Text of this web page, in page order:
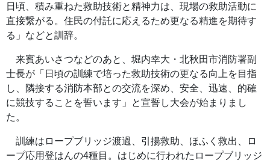
日頃、積み重ねた救助技術と精神力は、現場の救助活動に
直接繋がる。住民の付託に応えるため更なる精進を期待す
る」などと訓辞。
来賓あいさつなどのあと、堀内幸大・北秋田市消防署副
士長が「日頃の訓練で培った救助技術の更なる向上を目指
し、隣接する消防本部との交流を深め、安全、迅速、的確
に競技することを誓います」と宣誓し大会が始まりまし
た。
訓練はロープブリッジ渡過、引揚救助、ほふく救出、ロ
ープ応用登はんの4種目。はじめに行われたロープブリッジ